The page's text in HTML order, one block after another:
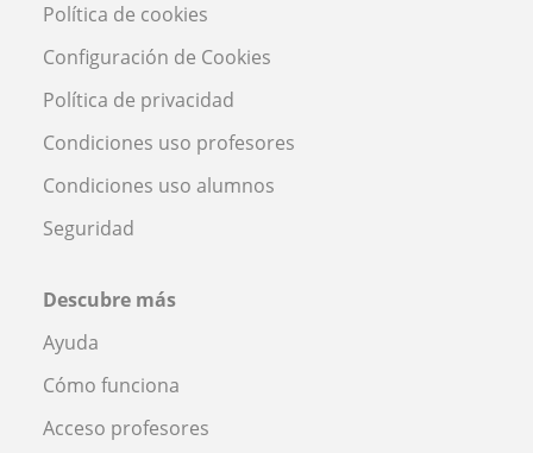
Política de cookies
Configuración de Cookies
Política de privacidad
Condiciones uso profesores
Condiciones uso alumnos
Seguridad
Descubre más
Ayuda
Cómo funciona
Acceso profesores